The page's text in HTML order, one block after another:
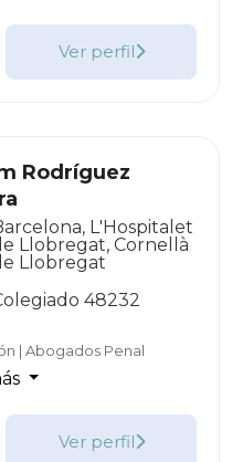
Ver perfil
Rodríguez
L'Hospitalet
Llobregat, Cornellà
Llobregat
48232
| Abogados Penal
Ver perfil